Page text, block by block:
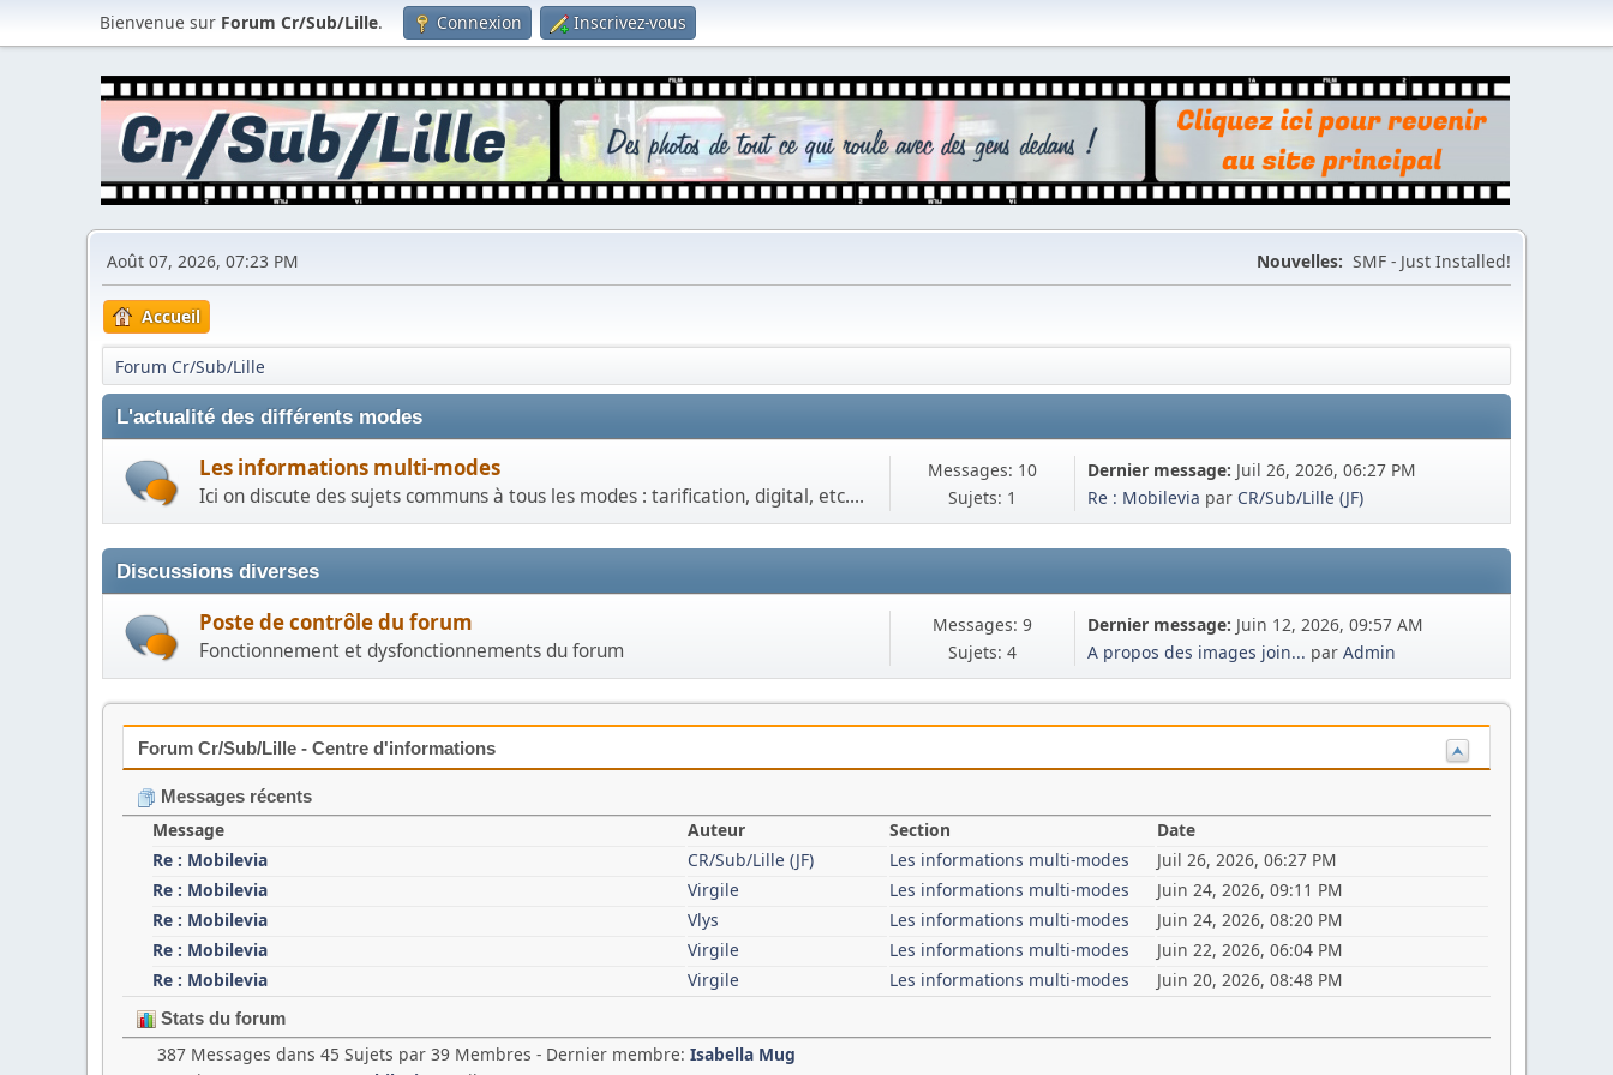
Bienvenue sur Forum Cr/Sub/Lille. Connexion Inscrivez-vous
Août 07, 2026, 07:23 PM Nouvelles: SMF - Just Installed!
Accueil
Forum Cr/Sub/Lille
L'actualité des différents modes
Les informations multi-modes
Ici on discute des sujets communs à tous les modes : tarification, digital, etc....
Messages: 10
Sujets: 1
Dernier message: Juil 26, 2026, 06:27 PM
Re : Mobilevia parCR/Sub/Lille (JF)
Discussions diverses
Poste de contrôle du forum
Fonctionnement et dysfonctionnements du forum
Messages: 9
Sujets: 4
Dernier message: Juin 12, 2026, 09:57 AM
A propos des images join... parAdmin
Forum Cr/Sub/Lille - Centre d'informations
Messages récents
Message Auteur Section
Date
Re : Mobilevia
CR/Sub/Lille (JF) Les informations multi-modes
Juil 26, 2026, 06:27 PM
Re : Mobilevia
Virgile Les informations multi-modes
Juin 24, 2026, 09:11 PM
Re : Mobilevia
Vlys Les informations multi-modes
Juin 24, 2026, 08:20 PM
Re : Mobilevia
Virgile Les informations multi-modes
Juin 22, 2026, 06:04 PM
Re : Mobilevia
Virgile Les informations multi-modes Juin 20, 2026, 08:48 PM
Stats du forum
387 Messages dans 45 Sujets par 39 Membres - Dernier membre: Isabella Mug